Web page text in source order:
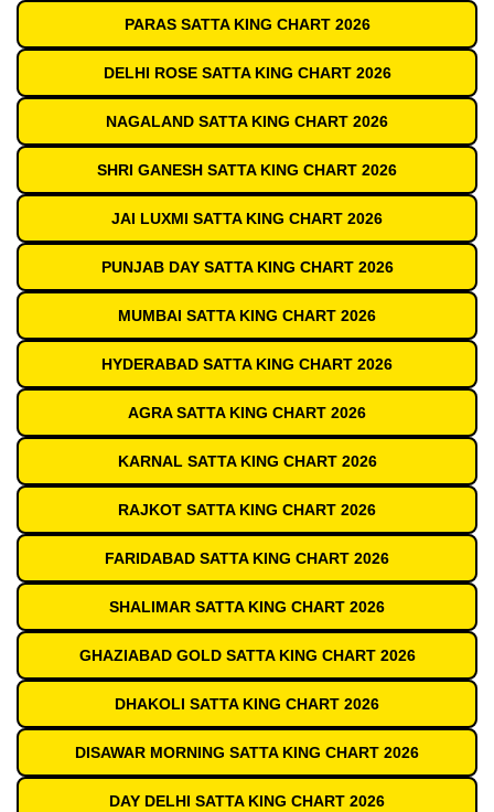
PARAS SATTA KING CHART 2026
DELHI ROSE SATTA KING CHART 2026
NAGALAND SATTA KING CHART 2026
SHRI GANESH SATTA KING CHART 2026
JAI LUXMI SATTA KING CHART 2026
PUNJAB DAY SATTA KING CHART 2026
MUMBAI SATTA KING CHART 2026
HYDERABAD SATTA KING CHART 2026
AGRA SATTA KING CHART 2026
KARNAL SATTA KING CHART 2026
RAJKOT SATTA KING CHART 2026
FARIDABAD SATTA KING CHART 2026
SHALIMAR SATTA KING CHART 2026
GHAZIABAD GOLD SATTA KING CHART 2026
DHAKOLI SATTA KING CHART 2026
DISAWAR MORNING SATTA KING CHART 2026
DAY DELHI SATTA KING CHART 2026